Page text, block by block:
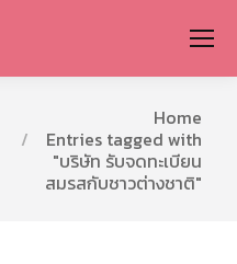
Home
Entries tagged with
"บริษัท รับจดทะเบียน
สมรสกับชาวต่างชาติ"